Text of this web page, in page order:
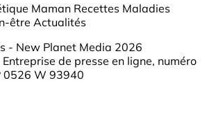
Maman Recettes Maladies
être Actualités
- New Planet Media 2026
de presse en ligne, numéro
0526 W 93940